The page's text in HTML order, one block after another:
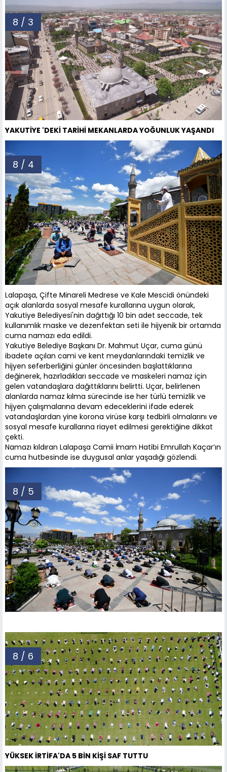
8 / 3
YAKUTİYE 'DEKİ TARİHİ MEKANLARDA YOĞUNLUK YAŞANDI
8 / 4
Lalapaşa, Çifte Minareli Medrese ve Kale Mescidi önündeki
açık alanlarda sosyal mesafe kurallarına uygun olarak,
Yakutiye Belediyesi'nin dağıttığı 10 bin adet seccade, tek
kullanımlık maske ve dezenfektan seti ile hijyenik bir ortamda
cuma namazı eda edildi.
Yakutiye Belediye Başkanı Dr. Mahmut Uçar, cuma günü
ibadete açılan cami ve kent meydanlarındaki temizlik ve
hijyen seferberliğini günler öncesinden başlattıklarına
değinerek, hazırladıkları seccade ve maskeleri namaz için
gelen vatandaşlara dağıttıklarını belirtti. Uçar, belirlenen
alanlarda namaz kılma sürecinde ise her türlü temizlik ve
hijyen çalışmalarına devam edeceklerini ifade ederek
vatandaşlardan yine korona virüse karşı tedbirli olmalarını ve
sosyal mesafe kurallarına riayet edilmesi gerektiğine dikkat
çekti.
Namazı kıldıran Lalapaşa Camii İmam Hatibi Emrullah Kaçar’ın
cuma hutbesinde ise duygusal anlar yaşadığı gözlendi.
8 / 5
8 / 6
YÜKSEK İRTİFA'DA 5 BİN KİŞİ SAF TUTTU